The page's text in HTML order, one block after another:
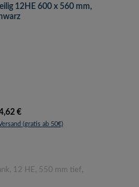
12HE 600 x 560 mm,
Preis:
€
(gratis ab 50€)